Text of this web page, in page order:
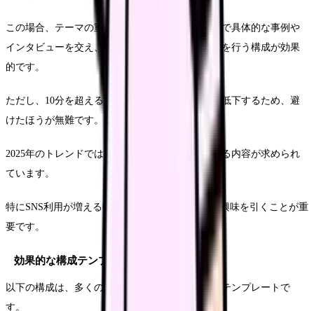
この場合、テーマの重要性を冒頭で説明し、中盤で具体的な事例や
インタビューを交え、最後に総括と応募への誘導を行う構成が効果
的です。
ただし、10分を超える動画は視聴完了率が大幅に低下するため、避
けたほうが無難です。
2025年のトレンドでは、短時間でインパクトのある内容が求められ
ています。
特にSNS利用が増える中、最初の15秒で視聴者の興味を引くことが重
要です。
効果的な構成テンプレート
以下の構成は、多くの成功事例で採用されているテンプレートで
す。